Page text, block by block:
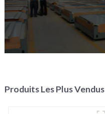
Produits Les Plus Vendus